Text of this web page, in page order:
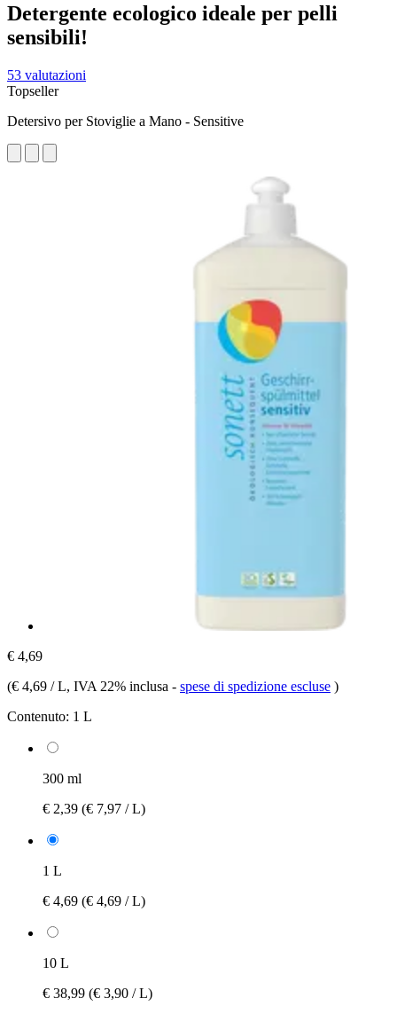
Detergente ecologico ideale per pelli
sensibili!
53 valutazioni
Topseller
Detersivo per Stoviglie a Mano - Sensitive
€ 4,69
(€ 4,69 / L, IVA 22% inclusa - spese di spedizione escluse )
Contenuto: 1 L
300 ml
€ 2,39 (€ 7,97 / L)
1 L
€ 4,69 (€ 4,69 / L)
10 L
€ 38,99 (€ 3,90 / L)